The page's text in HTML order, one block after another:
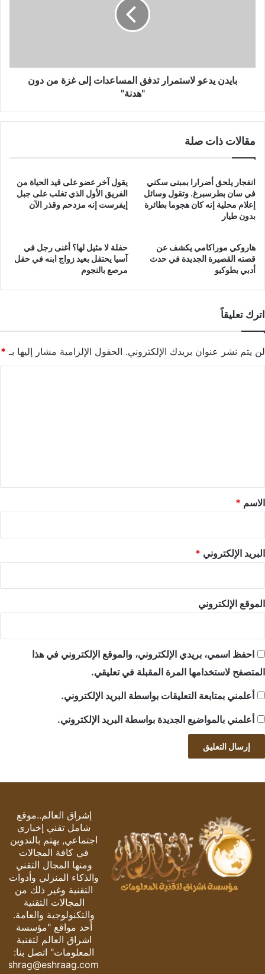
دون
"هدنة"بايدن يدعو لاستمرار تدفق المساعدات إلى غزة من دون
"هدنة"
مقالات ذات صلة
انفجار يلحق أضرارا بمبنى سكني
في سان بطرسبرغ. وتقول وسائل
إعلام محلية إنه كان هجوما بطائرة
بدون طيار
يقول آخر عضو على قيد الحياة من
الفريق الأول الذي تغلب على جبل
إيفرست إنه مزدحم وقذر الآن
هاروكي موراكامي يكشف عن
قصته القصيرة الجديدة في حدث
أدبي بطوكيو
حفلة لا مثيل لها؟ أغنى رجل في
آسيا يحتفل بعيد زواج ابنه في حفل
مرصع بالنجوم
اترك تعليقاً
لن يتم نشر عنوان بريدك الإلكتروني. الحقول الإلزامية مشار إليها بـ *
*
الاسم *
البريد الإلكتروني *
الموقع الإلكتروني
احفظ اسمي، بريدي الإلكتروني، والموقع الإلكتروني في هذا
المتصفح لاستخدامها المرة المقبلة في تعليقي.
أعلمني بمتابعة التعليقات بواسطة البريد الإلكتروني.
أعلمني بالمواضيع الجديدة بواسطة البريد الإلكتروني.
إشراق العالم..موقع
شامل تقني إخباري
اجتماعي, يهتم بالتدوين
في كافة المجالات
ومنها المجال التقني
والذكاء المنزلي وأدوات
التقنية وغير ذلك من
المجالات التقنية
والتكنولوجية والعامة.
أحد مواقع "مؤسسة
اشراق العالم لتقنية
المعلومات" اتصل بنا:
eshrag@eshraag.com